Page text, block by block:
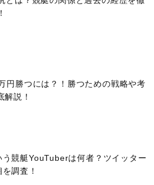
円勝つには？！勝つための戦略や考
解説！
う競艇YouTuberは何者？ツイッター
調査！